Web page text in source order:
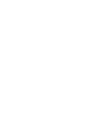
CARRO
CARRO